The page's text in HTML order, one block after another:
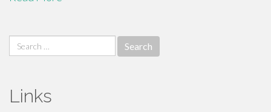
Search
for:
Links